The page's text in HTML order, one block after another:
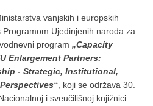
vanjskih i europskih
Ujedinjenih naroda za
program„Capacity
Enlargement Partners:
- Strategic, Institutional,
, koji se održava 30.
i sveučilišnoj knjižnici